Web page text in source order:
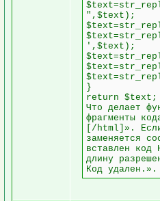
",$text);
',$text);
}
return
Что делает
фрагменты
[/html]».
заменяется
вставлен код
длину
Код удален.».